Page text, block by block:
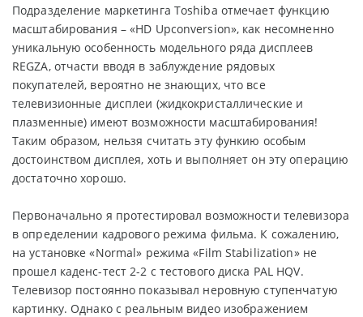
Подразделение маркетинга Toshiba отмечает функцию
масштабирования – «HD Upconversion», как несомненно
уникальную особенность модельного ряда дисплеев
REGZA, отчасти вводя в заблуждение рядовых
покупателей, вероятно не знающих, что все
телевизионные дисплеи (жидкокристаллические и
плазменные) имеют возможности масштабирования!
Таким образом, нельзя считать эту функию особым
достоинством дисплея, хоть и выполняет он эту операцию
достаточно хорошо.
Первоначально я протестировал возможности телевизора
в определении кадрового режима фильма. К сожалению,
на установке «Normal» режима «Film Stabilization» не
прошел каденс-тест 2-2 с тестового диска PAL HQV.
Телевизор постоянно показывал неровную ступенчатую
картинку. Однако с реальным видео изображением